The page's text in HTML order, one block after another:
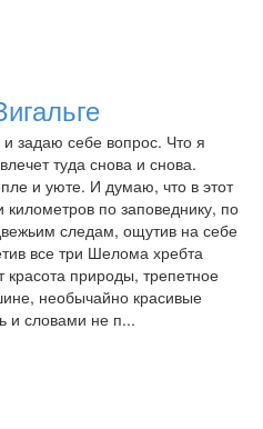
задаю себе вопрос. Что я
туда снова и снова.
и уюте. И думаю, что в этот
километров по заповеднику, по
следам, ощутив на себе
все три Шелома хребта
красота природы, трепетное
необычайно красивые
и словами не п...